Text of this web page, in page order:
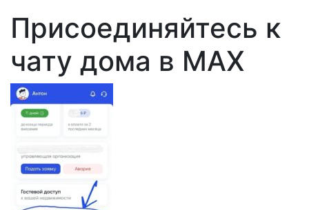
Присоединяйтесь к
чату дома в MAX